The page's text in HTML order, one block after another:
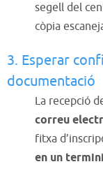
segell del
còpia
3. Esperar
documentació
La recepció
correu
fitxa
en un